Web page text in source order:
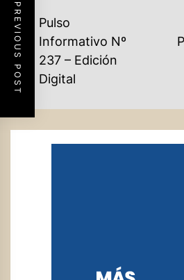
PREVIOUS POST
NAVEGACIÓN
DE
ENTRADAS
Previous
post:
Pulso
Informativo Nº
237 – Edición
Digital